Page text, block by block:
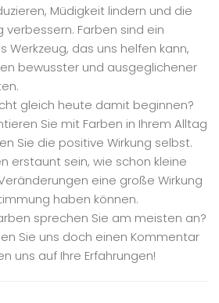
Müdigkeit lindern und die
verbessern. Farben sind ein
Werkzeug, das uns helfen kann,
bewusster und ausgeglichener
gleich heute damit beginnen?
Sie mit Farben in Ihrem Alltag
Sie die positive Wirkung selbst.
erstaunt sein, wie schon kleine
eine große Wirkung
haben können.
sprechen Sie am meisten an?
Sie uns doch einen Kommentar
uns auf Ihre Erfahrungen!